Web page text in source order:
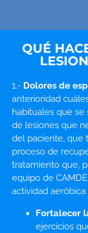
QUÉ
1.- Dolores de
anterioridad
habituales que se
de lesiones que
del paciente, que
proceso de
tratamiento que,
equipo de
actividad
Fortalecer
ejercicios